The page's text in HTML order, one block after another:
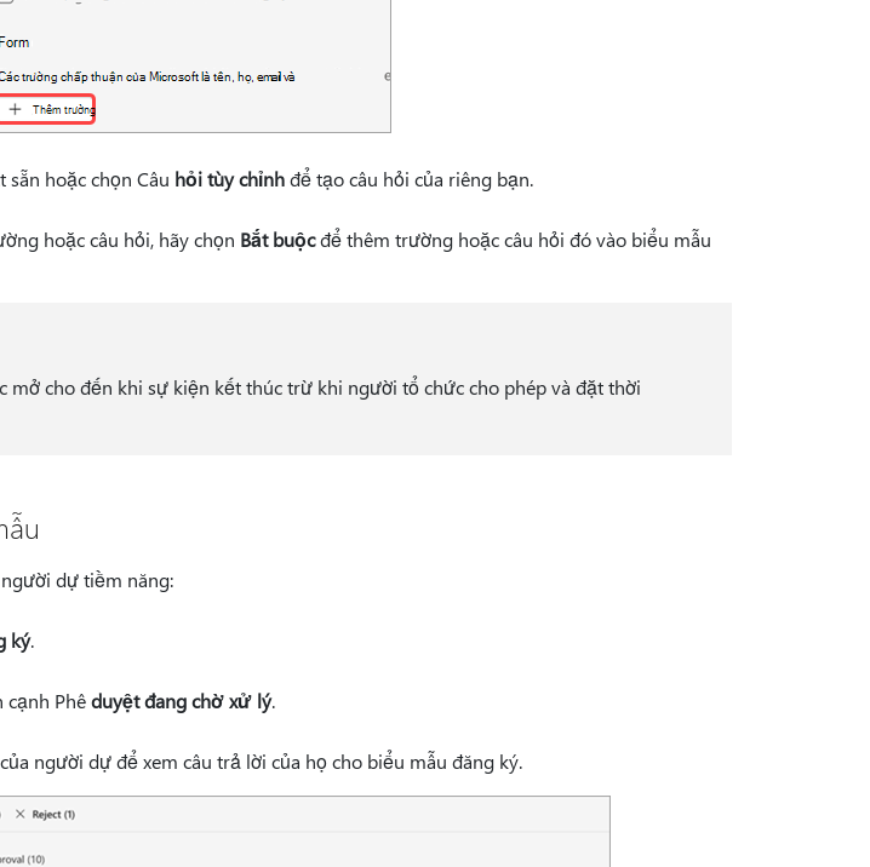
hoặc chọn Câu hỏi tùy chỉnhđể tạo câu hỏi của riêng bạn.
hoặc câu hỏi, hãy chọn Bắt buộcđể thêm trường hoặc câu hỏi đó vào biểu mẫu
mở cho đến khi sự kiện kết thúc trừ khi người tổ chức cho phép và đặt thời
dự tiềm năng:
ký.
cạnh Phêduyệt đang chờ xử lý.
người dự để xem câu trả lời của họ cho biểu mẫu đăng ký.